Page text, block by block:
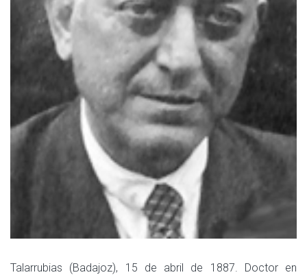
Talarrubias (Badajoz), 15 de abril de 1887. Doctor en